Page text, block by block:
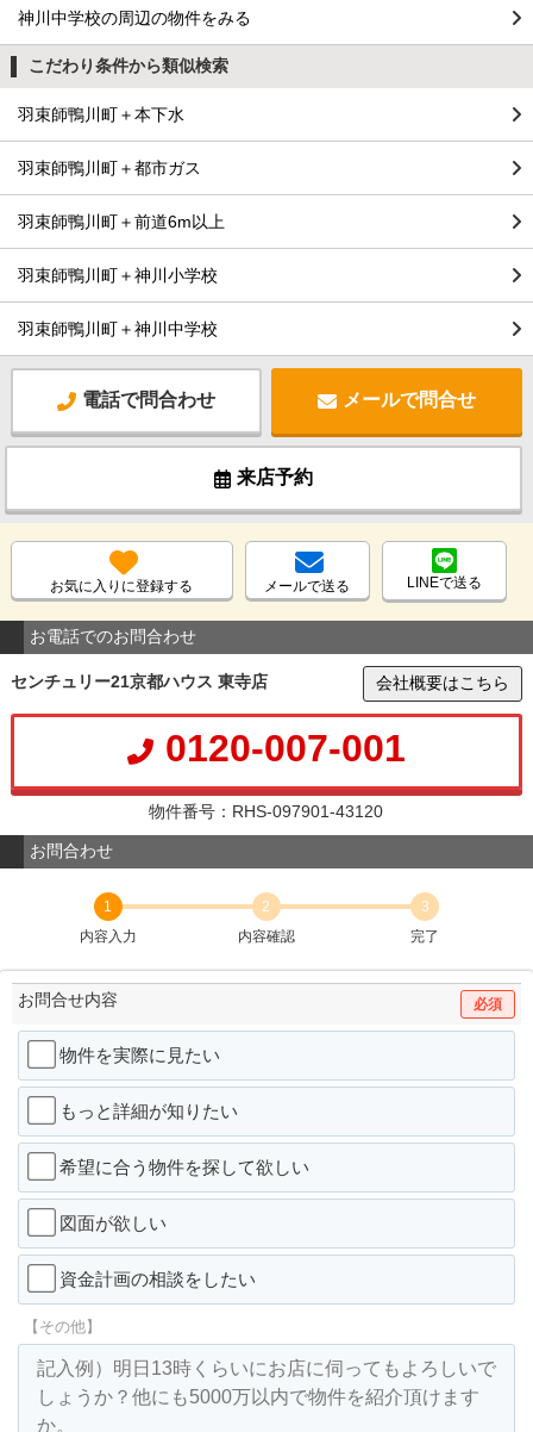
神川中学校の周辺の物件をみる
こだわり条件から類似検索
羽束師鴨川町＋本下水
羽束師鴨川町＋都市ガス
羽束師鴨川町＋前道6m以上
羽束師鴨川町＋神川小学校
羽束師鴨川町＋神川中学校
電話で問合わせ メールで問合せ
来店予約
お気に入りに登録する メールで送る LINEで送る
お電話でのお問合わせ
センチュリー21京都ハウス 東寺店 会社概要はこちら
0120-007-001
物件番号：RHS-097901-43120
お問合わせ
1
内容入力
2
内容確認
3
完了
お問合せ内容 必須
物件を実際に見たい
もっと詳細が知りたい
希望に合う物件を探して欲しい
図面が欲しい
資金計画の相談をしたい
【その他】